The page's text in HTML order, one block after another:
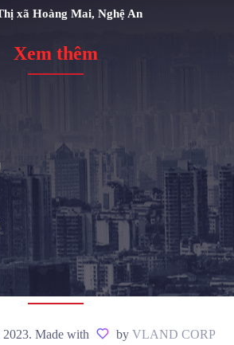
xã Hoàng Mai, Nghệ An
Xem thêm
Made with by VLAND CORP